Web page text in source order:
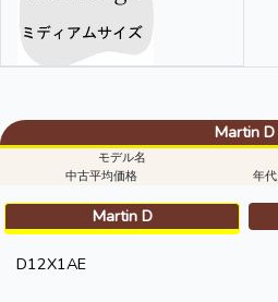
Martin D
モデル名
中古平均価格
年代
Martin D
D12X1AE